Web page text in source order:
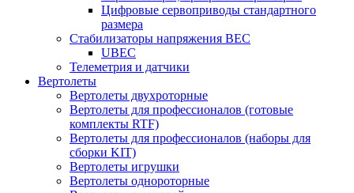
Цифровые сервоприводы стандартного
размера
Стабилизаторы напряжения BEC
UBEC
Телеметрия и датчики
Вертолеты
Вертолеты двухроторные
Вертолеты для профессионалов (готовые
комплекты RTF)
Вертолеты для профессионалов (наборы для
сборки KIT)
Вертолеты игрушки
Вертолеты однороторные